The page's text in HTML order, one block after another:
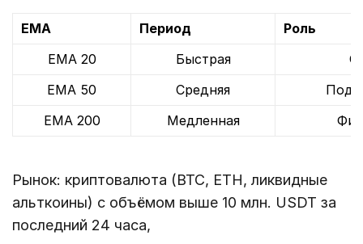
EMA Период
Роль
EMA 20
Быстрая
EMA 50
Средняя
EMA 200
Медленная
Рынок: криптовалюта (BTC, ETH, ликвидные
альткоины) с объёмом выше 10 млн. USDT за
последний 24 часа,